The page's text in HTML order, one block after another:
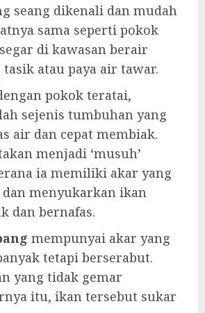
seang dikenali dan mudah
sama seperti pokok
di kawasan berair
atau paya air tawar.
pokok teratai,
sejenis tumbuhan yang
air dan cepat membiak.
menjadi ‘musuh’
ia memiliki akar yang
menyukarkan ikan
dan bernafas.
mempunyai akar yang
tetapi berserabut.
yang tidak gemar
itu, ikan tersebut sukar